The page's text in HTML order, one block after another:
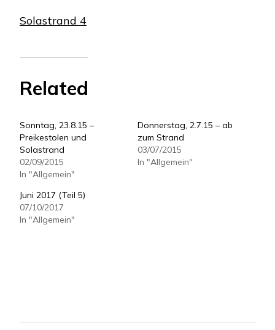
Solastrand 4
Related
Sonntag, 23.8.15 –
Preikestolen und
Solastrand
02/09/2015
In "Allgemein"
Donnerstag, 2.7.15 – ab
zum Strand
03/07/2015
In "Allgemein"
Juni 2017 (Teil 5)
07/10/2017
In "Allgemein"